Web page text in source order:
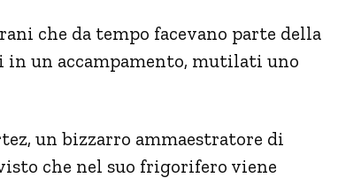
che da tempo facevano parte della
un accampamento, mutilati uno
un bizzarro ammaestratore di
che nel suo frigorifero viene